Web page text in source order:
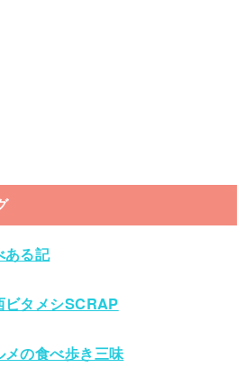
ある記
ビタメシSCRAP
の食べ歩き三味